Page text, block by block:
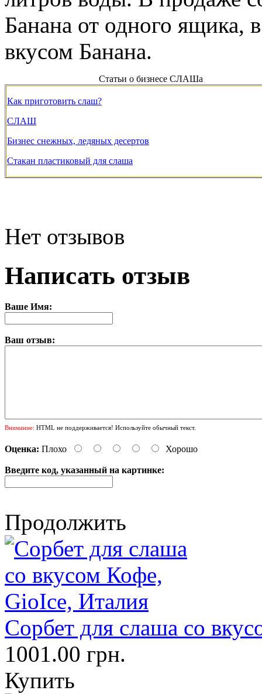
Банана от одного ящика,
вкусом Банана.
Статьи о бизнесе СЛАШа
Как приготовить слаш?
СЛАШ
Бизнес снежных, ледяных десертов
Стакан пластиковый для слаша
Нет отзывов
Написать отзыв
Ваше Имя:
Ваш отзыв:
Внимание: HTML не поддерживается! Используйте обычный текст.
Оценка: Плохо Хорошо
Введите код, указанный на картинке:
Продолжить
Сорбет для слаша со
1001.00 грн.
Купить